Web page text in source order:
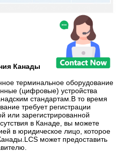
Канады
терминальное оборудование
(цифровые) устройства
стандартам.В то время
требует регистрации
или зарегистрированной
в Канаде, вы можете
в юридическое лицо, которое
может предоставить